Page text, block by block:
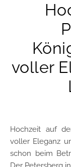
voller
Hochzeit auf dem Petersberg in Königswinter. Ein Tag
voller Eleganz
schon beim